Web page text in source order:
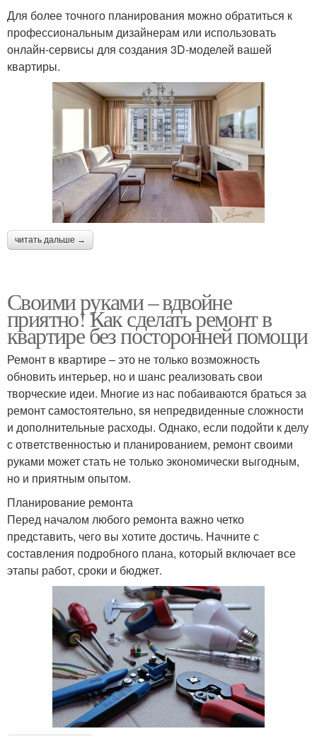
Для более точного планирования можно обратиться к
профессиональным дизайнерам или использовать
онлайн-сервисы для создания 3D-моделей вашей
квартиры.
читать дальше →
Своими руками – вдвойне
приятно! Как сделать ремонт в
квартире без посторонней помощи
Ремонт в квартире – это не только возможность
обновить интерьер, но и шанс реализовать свои
творческие идеи. Многие из нас побаиваются браться за
ремонт самостоятельно, sя непредвиденные сложности
и дополнительные расходы. Однако, если подойти к делу
с ответственностью и планированием, ремонт своими
руками может стать не только экономически выгодным,
но и приятным опытом.
Планирование ремонта
Перед началом любого ремонта важно четко
представить, чего вы хотите достичь. Начните с
составления подробного плана, который включает все
этапы работ, сроки и бюджет.